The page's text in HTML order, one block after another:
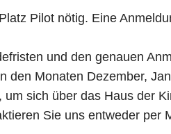
Pilot nötig. Eine
und den genauen
den Monaten Dezember,
sich über das Haus der
Sie uns entweder per